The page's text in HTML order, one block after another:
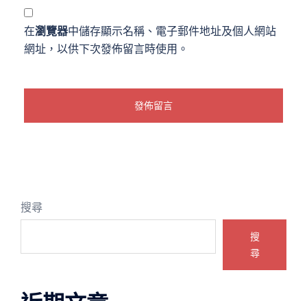
在瀏覽器中儲存顯示名稱、電子郵件地址及個人網站
網址，以供下次發佈留言時使用。
搜尋
搜
尋